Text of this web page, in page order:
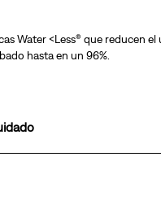
Water <Less® que reducen el
hasta en un 96%.